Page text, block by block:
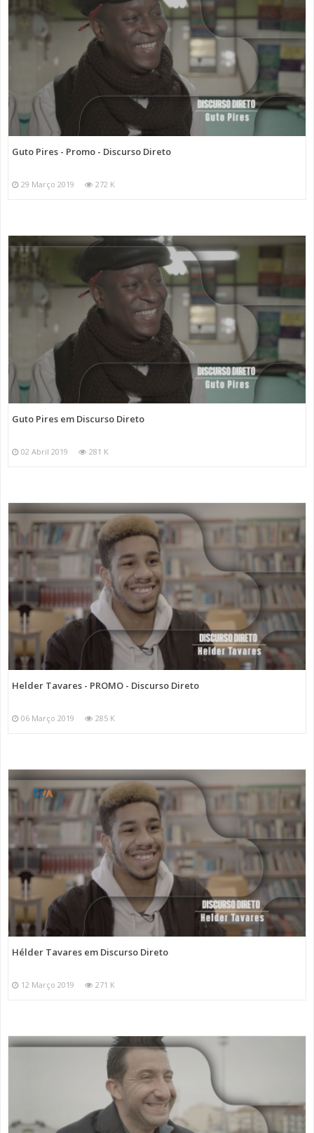
Guto Pires - Promo - Discurso Direto
29 Março 2019 272 K
Guto Pires em Discurso Direto
02 Abril 2019 281 K
Helder Tavares - PROMO - Discurso Direto
06 Março 2019 285 K
Hélder Tavares em Discurso Direto
12 Março 2019 271 K